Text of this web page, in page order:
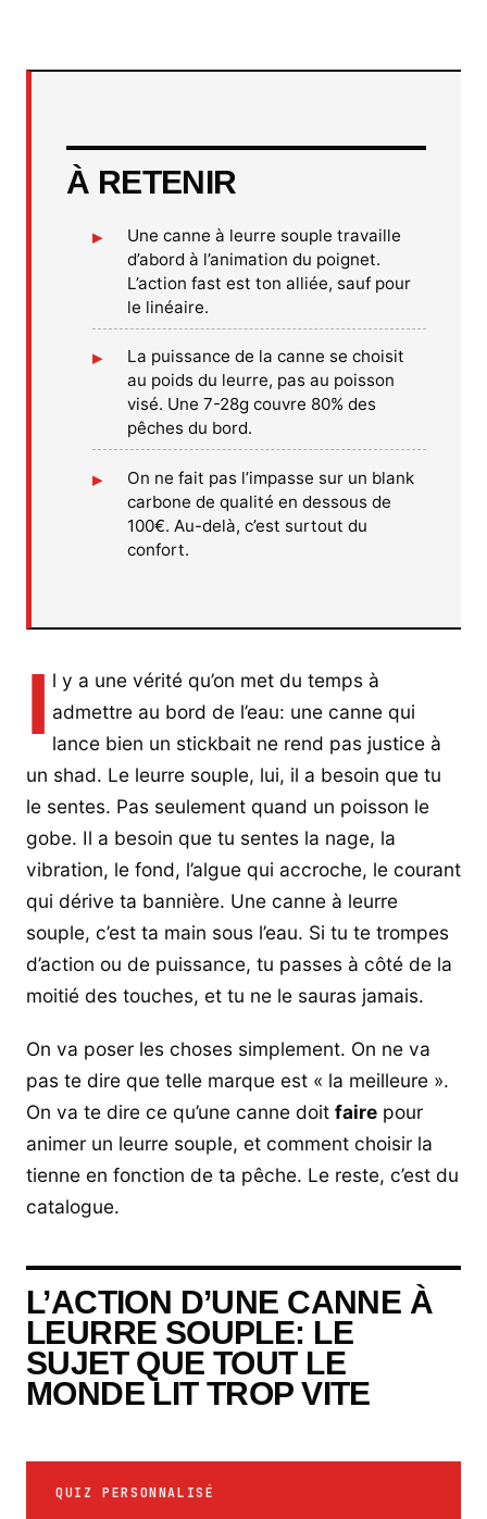
À RETENIR
Une canne à leurre souple travaille
d’abord à l’animation du poignet.
L’action fast est ton alliée, sauf pour
le linéaire.
La puissance de la canne se choisit
au poids du leurre, pas au poisson
visé. Une 7-28g couvre 80% des
pêches du bord.
On ne fait pas l’impasse sur un blank
carbone de qualité en dessous de
100€. Au-delà, c’est surtout du
confort.
I l y a une vérité qu’on met du temps à
admettre au bord de l’eau: une canne qui
lance bien un stickbait ne rend pas justice à
un shad. Le leurre souple, lui, il a besoin que tu
le sentes. Pas seulement quand un poisson le
gobe. Il a besoin que tu sentes la nage, la
vibration, le fond, l’algue qui accroche, le courant
qui dérive ta bannière. Une canne à leurre
souple, c’est ta main sous l’eau. Si tu te trompes
d’action ou de puissance, tu passes à côté de la
moitié des touches, et tu ne le sauras jamais.
On va poser les choses simplement. On ne va
pas te dire que telle marque est « la meilleure ».
On va te dire ce qu’une canne doit faire pour
animer un leurre souple, et comment choisir la
tienne en fonction de ta pêche. Le reste, c’est du
catalogue.
L’ACTION D’UNE CANNE À
LEURRE SOUPLE: LE
SUJET QUE TOUT LE
MONDE LIT TROP VITE
QUIZ PERSONNALISÉ